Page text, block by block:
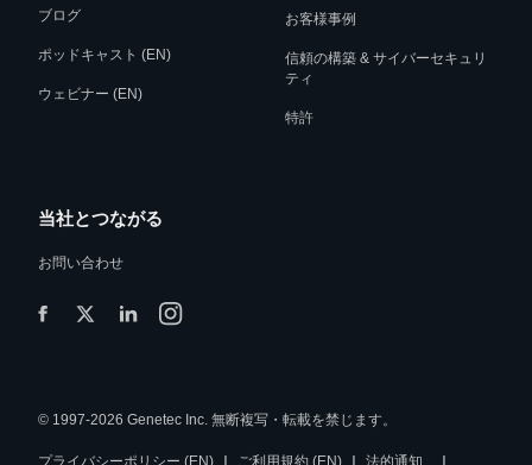
ブログ
ポッドキャスト (EN)
ウェビナー (EN)
お客様事例
信頼の構築 & サイバーセキュリ
ティ
特許
当社とつながる
お問い合わせ
© 1997-2026 Genetec Inc. 無断複写・転載を禁じます。
プライバシーポリシー (EN) ご利用規約 (EN) 法的通知